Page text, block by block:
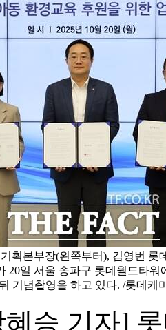
획본부장(왼쪽부터), 김영번 롯
20일 서울 송파구 롯데월드타워
기념촬영을 하고 있다. /롯데케
승 기자]